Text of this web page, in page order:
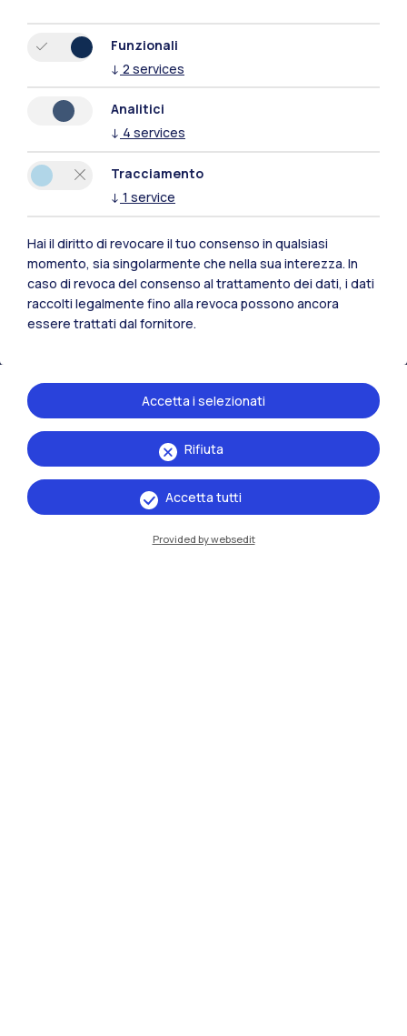
Polimi Community
Tutti i siti dell’ecosistema
Residenze Frontiere
Funzionali
↓ 2 services
Analitici
↓ 4 services
Tracciamento
↓ 1 service
Hai il diritto di revocare il tuo consenso in qualsiasi
momento, sia singolarmente che nella sua interezza. In
caso di revoca del consenso al trattamento dei dati, i dati
raccolti legalmente fino alla revoca possono ancora
essere trattati dal fornitore.
Rifiuta
Accetta i selezionati
Accetta tutti
Provided by websedit